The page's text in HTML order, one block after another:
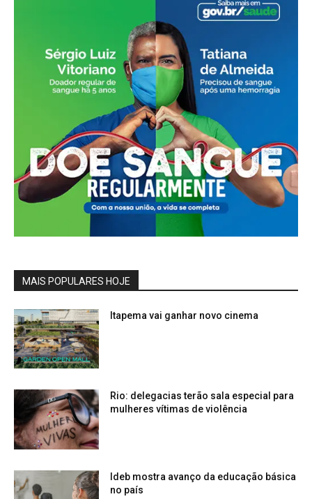
MAIS POPULARES HOJE
Itapema vai ganhar novo cinema
Rio: delegacias terão sala especial para
mulheres vítimas de violência
Ideb mostra avanço da educação básica
no país